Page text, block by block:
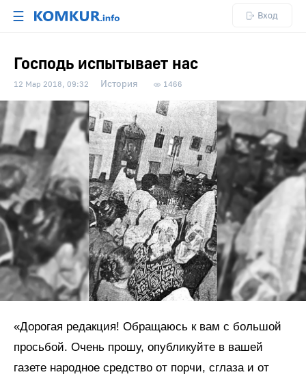
☰ Вход
Господь испытывает нас
12 Мар 2018, 09:32 История 1466
«Дорогая редакция! Обращаюсь к вам с большой
просьбой. Очень прошу, опубликуйте в вашей
газете народное средство от порчи, сглаза и от